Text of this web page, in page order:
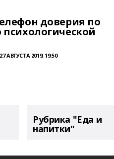
доверия по
27 АВГУСТА 2019, 19:50
Рубрика "Еда и
напитки"